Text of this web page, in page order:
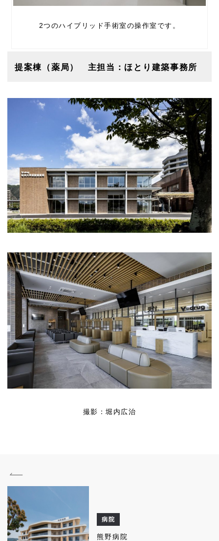
2つのハイブリッド手術室の操作室です。
提案棟（薬局） 主担当：ほとり建築事務所
撮影：堀内広治
病院
熊野病院